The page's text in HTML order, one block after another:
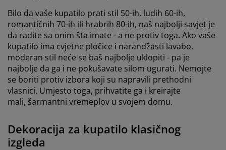
Bilo da vaše kupatilo prati stil 50-ih, ludih 60-ih,
romantičnih 70-ih ili hrabrih 80-ih, naš najbolji savjet je
da radite sa onim šta imate - a ne protiv toga. Ako vaše
kupatilo ima cvjetne pločice i narandžasti lavabo,
moderan stil neće se baš najbolje uklopiti - pa je
najbolje da ga i ne pokušavate silom ugurati. Nemojte
se boriti protiv izbora koji su napravili prethodni
vlasnici. Umjesto toga, prihvatite ga i kreirajte
mali, šarmantni vremeplov u svojem domu.
Dekoracija za kupatilo klasičnog
izgleda